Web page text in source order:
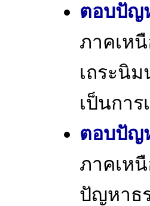
ตอบปัญ
ภาคเห
เถระนิ
เป็นการ
ตอบปัญ
ภาคเห
ปัญหาธ